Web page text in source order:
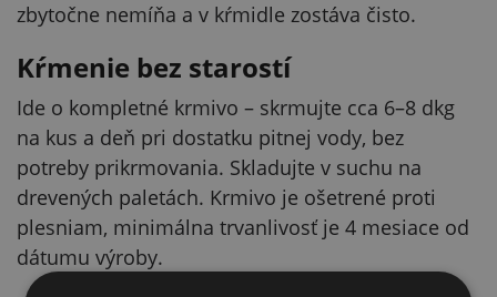
zbytočne nemíňa a v kŕmidle zostáva čisto.
Kŕmenie bez starostí
Ide o kompletné krmivo – skrmujte cca 6–8 dkg
na kus a deň pri dostatku pitnej vody, bez
potreby prikrmovania. Skladujte v suchu na
drevených paletách. Krmivo je ošetrené proti
plesniam, minimálna trvanlivosť je 4 mesiace od
dátumu výroby.